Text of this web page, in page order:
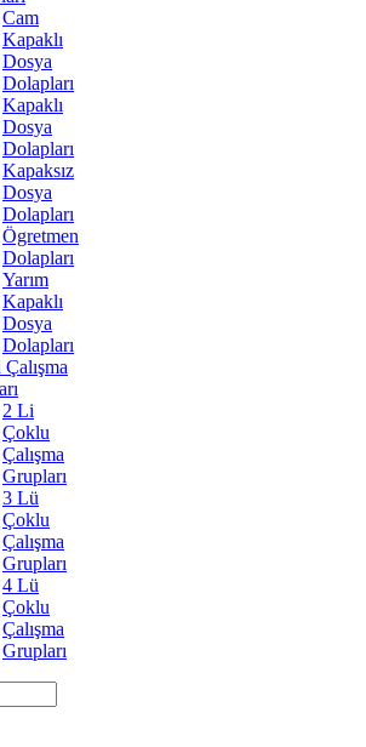
Cam
Kapaklı
Dosya
Dolapları
Kapaklı
Dosya
Dolapları
Kapaksız
Dosya
Dolapları
Ögretmen
Dolapları
Yarım
Kapaklı
Dosya
Dolapları
2 Li
Çoklu
Çalışma
Grupları
3 Lü
Çoklu
Çalışma
Grupları
4 Lü
Çoklu
Çalışma
Grupları